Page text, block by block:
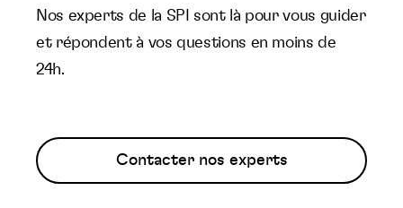
Nos experts de la SPI sont là pour vous guider
et répondent à vos questions en moins de
24h.
Contacter nos experts